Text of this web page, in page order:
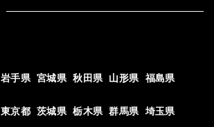
岩手県 宮城県 秋田県 山形県 福島県
東京都 茨城県 栃木県 群馬県 埼玉県